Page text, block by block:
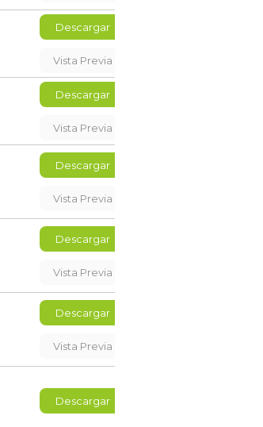
Descargar
Vista Previa
Descargar
Vista Previa
Descargar
Vista Previa
Descargar
Vista Previa
Descargar
Vista Previa
Descargar